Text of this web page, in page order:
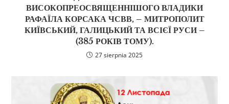
ВИСОКОПРЕОСВЯЩЕННІШОГО ВЛАДИКИ
РАФАЇЛА КОРСАКА ЧСВВ, – МИТРОПОЛИТ
КИЇВСЬКИЙ, ГАЛИЦЬКИЙ ТА ВСІЄЇ РУСИ –
(385 РОКІВ ТОМУ).
27 sierpnia 2025